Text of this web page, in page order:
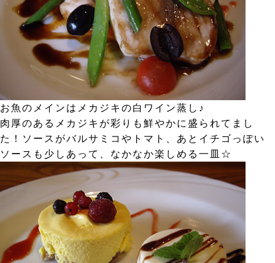
お魚のメインはメカジキの白ワイン蒸し♪
肉厚のあるメカジキが彩りも鮮やかに盛られてまし
た！ソースがバルサミコやトマト、あとイチゴっぽい
ソースも少しあって、なかなか楽しめる一皿☆